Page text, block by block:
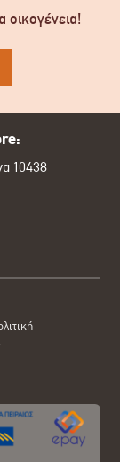
οικογένεια!
10438